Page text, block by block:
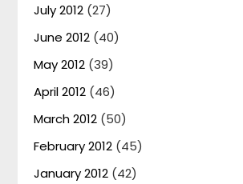
July 2012 (27)
June 2012 (40)
May 2012 (39)
April 2012 (46)
March 2012 (50)
February 2012 (45)
January 2012 (42)